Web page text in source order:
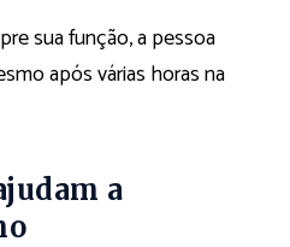
sua função, a pessoa
após várias horas na
a